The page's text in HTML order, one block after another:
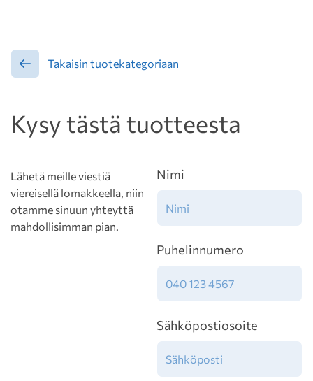
Takaisin tuotekategoriaan
Kysy tästä tuotteesta
Lähetä meille viestiä
viereisellä lomakkeella, niin
otamme sinuun yhteyttä
mahdollisimman pian.
Nimi
Puhelinnumero
Sähköpostiosoite